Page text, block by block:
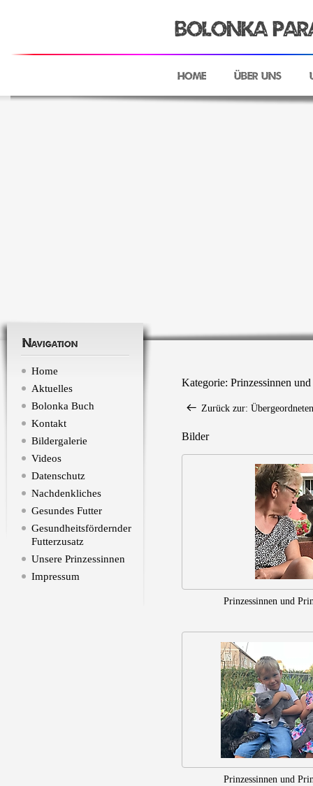
Bolonka
Home Über uns
Navigation
Home
Aktuelles
Bolonka Buch
Kontakt
Bildergalerie
Videos
Datenschutz
Nachdenkliches
Gesundes Futter
Gesundheitsfördernder
Futterzusatz
Unsere Prinzessinnen
Impressum
Kategorie: Prinzessinnen
Zurück zur:
Bilder
Prinzessinnen und
Prinzessinnen und